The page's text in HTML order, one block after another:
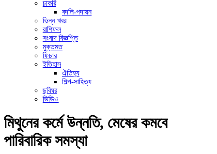
চাকরি
বদলি-পদায়ন
ভিন্ন খবর
রাশিফল
সংবাদ বিজ্ঞপ্তি
মুক্তমত
ফিচার
ইতিহাস
ঐতিহ্য
শিল্প-সাহিত্য
ছবিঘর
ভিডিও
মিথুনের কর্মে উন্নতি, মেষের কমবে
পারিবারিক সমস্যা